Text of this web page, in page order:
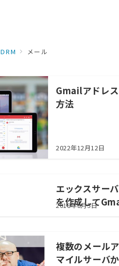
DRM メール
Gmailアドレ
方法
2022年12月12日
エックスサー
を作成して
2018年8月5日
複数のメール
マイルサーバ